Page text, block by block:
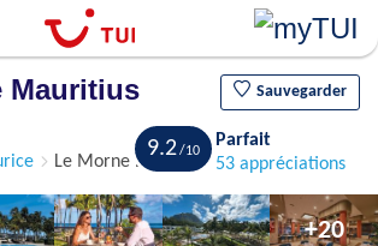
Mauritius Sauvegarder
Le Morne Brabant
9.2
Parfait
53 appréciations
+20